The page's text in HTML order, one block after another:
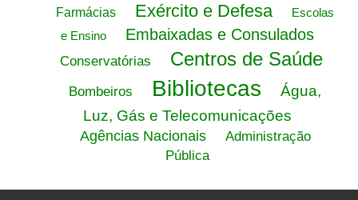
Farmácias Exército e Defesa
Escolas
e Ensino
Embaixadas e Consulados
Conservatórias Centros de Saúde
Bombeiros Bibliotecas
Água,
Luz, Gás e Telecomunicações
Agências Nacionais
Administração
Pública